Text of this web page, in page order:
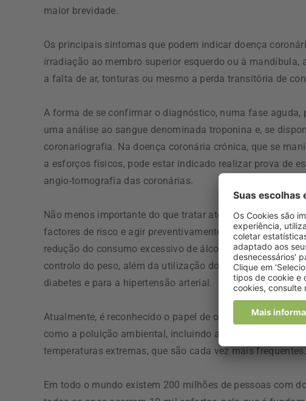
maior brevidade.
Os principais sintomas que podem indicar doença
irradiação ao membro superior esquerdo ou à
a falta de ar, tonturas ou mesmo a perda transitória de
A forma de se confirmar o diagnóstico, numa fase
uma análise ao sangue denominada troponina e, se
coronariografia. Na doença coronária crónica, que se
a esforços físicos, pode estar indicado realizar prova de
angio-tomografia das coronárias.
Não menos importante do que tratar atempadamente um
factores de risco e agir preventivamente, com a
redução do consumo excessivo de álcool, prática regular
controlo do peso, além da utilização do tratamento
diabetes e para a hipertensão arterial.
Atualmente, é reconhecido o papel de outros factores de
como a poluição ambiental, incluindo a matéria
temperaturas extremas, que são cada vez mais frequentes.
Em todo o mundo existem 200 milhões de pessoas com